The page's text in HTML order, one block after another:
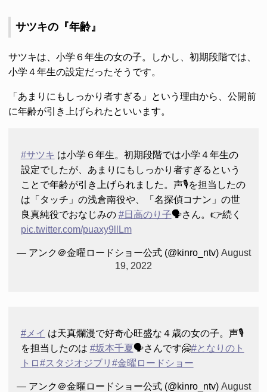
サツキの『年齢』
サツキは、小学６年生の女の子。しかし、初期段階では、
小学４年生の設定だったそうです。
「あまりにもしっかり者すぎる」という理由から、公開前
に年齢が引き上げられたといいます。
#サツキ は小学６年生。初期段階では小学４年生の
設定でしたが、あまりにもしっかり者すぎるという
ことで年齢が引き上げられました。声🎙を担当したの
は「タッチ」の浅倉南役や、「名探偵コナン」の世
良真純役でおなじみの #日高のり子🗣さん。👉続く
pic.twitter.com/puaxy9llLm
— アンク＠金曜ロードショー公式 (@kinro_ntv) August
19, 2022
#メイ は天真爛漫で好奇心旺盛な４歳の女の子。声🎙
を担当したのは #坂本千夏🗣さんです🤗#となりのト
トロ#スタジオジブリ #金曜ロードショー
— アンク＠金曜ロードショー公式 (@kinro_ntv) August